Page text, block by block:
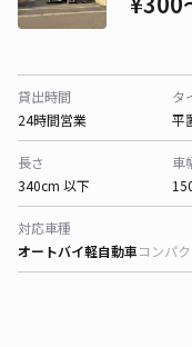
貸出時間
24時間営業
タ
平
長さ
340cm 以下
車
対応車種
オートバイ軽自動車コンパ